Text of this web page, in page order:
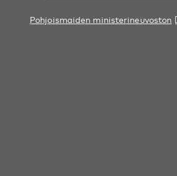
Pohjoismaiden ministerineuvoston